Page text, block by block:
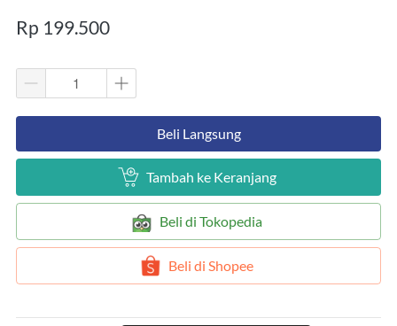
Rp 199.500
`Beli Langsung
` Tambah ke Keranjang
` Beli di Tokopedia
` Beli di Shopee